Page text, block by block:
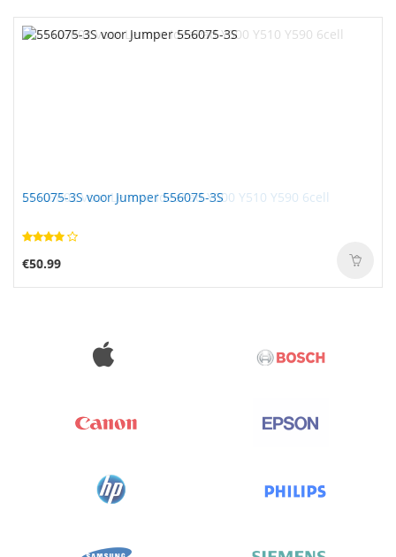
556075-3S voor Jumper 556075-3S
€50.99